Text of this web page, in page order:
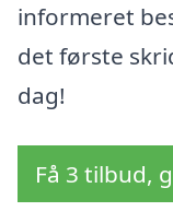
informeret
det første
dag!
Få 3 tilbud,